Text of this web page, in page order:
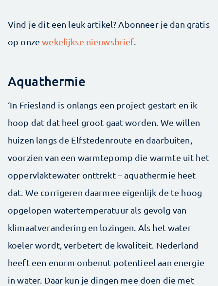
Vind je dit een leuk artikel? Abonneer je dan gratis
op onzewekelijkse nieuwsbrief.
Aquathermie
‘In Friesland is onlangs een project gestart en ik
hoop dat dat heel groot gaat worden. We willen
huizen langs de Elfstedenroute en daarbuiten,
voorzien van een warmtepomp die warmte uit het
oppervlaktewater onttrekt – aquathermie heet
dat. We corrigeren daarmee eigenlijk de te hoog
opgelopen watertemperatuur als gevolg van
klimaatverandering en lozingen. Als het water
koeler wordt, verbetert de kwaliteit. Nederland
heeft een enorm onbenut potentieel aan energie
in water. Daar kun je dingen mee doen die met